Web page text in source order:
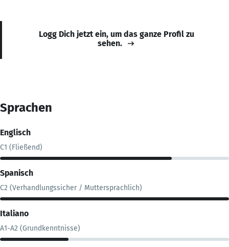
Logg Dich jetzt ein, um das ganze Profil zu
sehen.
Sprachen
Englisch
C1 (Fließend)
Spanisch
C2 (Verhandlungssicher / Muttersprachlich)
Italiano
A1-A2 (Grundkenntnisse)